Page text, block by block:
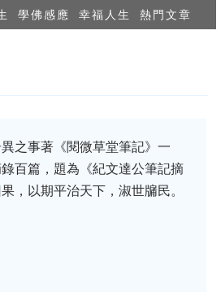
學佛感應 幸福人生 熱門文章
之事著《閱微草堂筆記》一
百篇，題為《紀文達公筆記摘
，以期平治天下，淑世牖民。